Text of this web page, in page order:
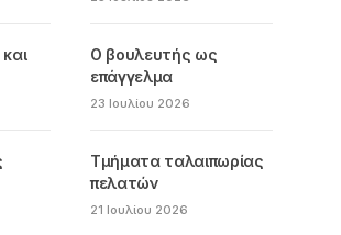
Ο βουλευτής ως
επάγγελμα
23 Ιουλίου 2026
Τμήματα ταλαιπωρίας
πελατών
21 Ιουλίου 2026